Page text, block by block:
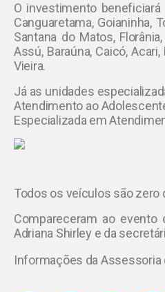
O investimento beneficiará
Canguaretama, Goianinha,
Santana do Matos,
Assú, Baraúna, Caicó,
Vieira.
Já as unidades
Atendimento ao
Especializada em
Todos os veículos são zero
Compareceram ao evento
Adriana Shirley e da
Informações da Assessoria